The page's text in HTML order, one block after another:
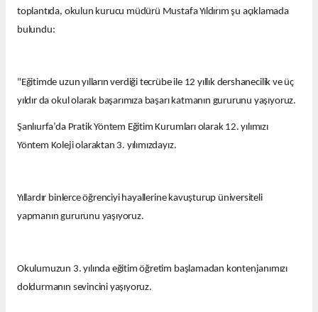
toplantıda, okulun kurucu müdürü Mustafa Yıldırım şu açıklamada
bulundu:
"Eğitimde uzun yılların verdiği tecrübe ile 12 yıllık dershanecilik ve üç
yıldır da okul olarak başarımıza başarı katmanın gururunu yaşıyoruz.
Şanlıurfa’da Pratik Yöntem Eğitim Kurumları olarak 12. yılımızı
Yöntem Koleji olaraktan 3. yılımızdayız.
Yıllardır binlerce öğrenciyi hayallerine kavuşturup üniversiteli
yapmanın gururunu yaşıyoruz.
Okulumuzun 3. yılında eğitim öğretim başlamadan kontenjanımızı
doldurmanın sevincini yaşıyoruz.